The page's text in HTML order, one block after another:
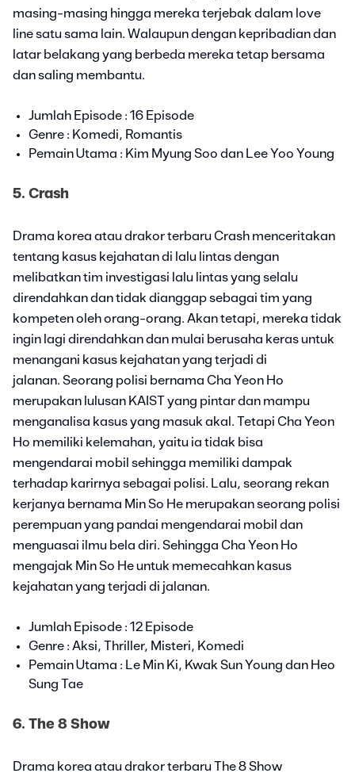
masing-masing hingga mereka terjebak dalam love
line satu sama lain. Walaupun dengan kepribadian dan
latar belakang yang berbeda mereka tetap bersama
dan saling membantu.
Jumlah Episode : 16 Episode
Genre : Komedi, Romantis
Pemain Utama : Kim Myung Soo dan Lee Yoo Young
5. Crash
Drama korea atau drakor terbaru Crash menceritakan
tentang kasus kejahatan di lalu lintas dengan
melibatkan tim investigasi lalu lintas yang selalu
direndahkan dan tidak dianggap sebagai tim yang
kompeten oleh orang-orang. Akan tetapi, mereka tidak
ingin lagi direndahkan dan mulai berusaha keras untuk
menangani kasus kejahatan yang terjadi di
jalanan. Seorang polisi bernama Cha Yeon Ho
merupakan lulusan KAIST yang pintar dan mampu
menganalisa kasus yang masuk akal. Tetapi Cha Yeon
Ho memiliki kelemahan, yaitu ia tidak bisa
mengendarai mobil sehingga memiliki dampak
terhadap karirnya sebagai polisi. Lalu, seorang rekan
kerjanya bernama Min So He merupakan seorang polisi
perempuan yang pandai mengendarai mobil dan
menguasai ilmu bela diri. Sehingga Cha Yeon Ho
mengajak Min So He untuk memecahkan kasus
kejahatan yang terjadi di jalanan.
Jumlah Episode : 12 Episode
Genre : Aksi, Thriller, Misteri, Komedi
Pemain Utama : Le Min Ki, Kwak Sun Young dan Heo
Sung Tae
6. The 8 Show
Drama korea atau drakor terbaru The 8 Show